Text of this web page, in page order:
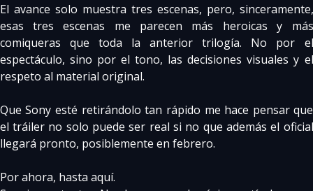
El avance solo muestra tres escenas, pero, sinceramente,
esas tres escenas me parecen más heroicas y más
comiqueras que toda la anterior trilogía. No por el
espectáculo, sino por el tono, las decisiones visuales y el
respeto al material original.
Que Sony esté retirándolo tan rápido me hace pensar que
el tráiler no solo puede ser real si no que además el oficial
llegará pronto, posiblemente en febrero.
Por ahora, hasta aquí.